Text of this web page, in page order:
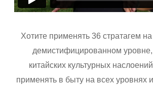
Хотите применять 36 стратагем
демистифицированном
китайских культурных
применять в быту на всех уровнях